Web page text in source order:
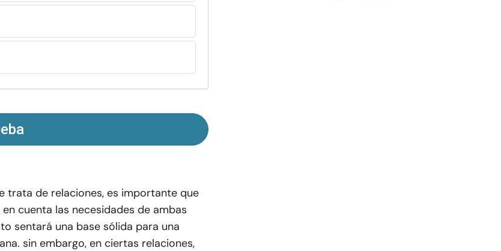
trata de relaciones, es importante que
cuenta las necesidades de ambas
sentará una base sólida para una
sin embargo, en ciertas relaciones,